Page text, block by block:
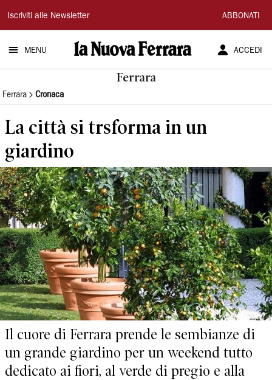
La
Nuova
Ferrara
Iscriviti alle Newsletter ABBONATI
MENU ACCEDI
Ferrara
Ferrara Cronaca
La città si trsforma in un
giardino
Il cuore di Ferrara prende le sembianze di
un grande giardino per un weekend tutto
dedicato ai fiori, al verde di pregio e alla